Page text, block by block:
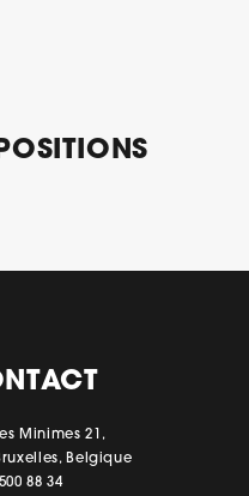
Minimes 21,
Belgique
88 34